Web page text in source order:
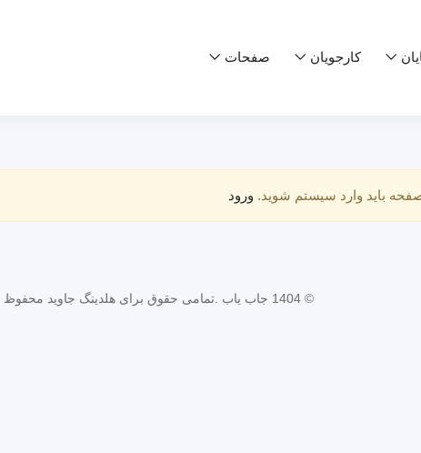
کارجویان صفحات
باید وارد سیستم شوید. ورود
© 1404 جاب یاب .تمامی حقوق برای هلدینگ جاوید محفوظ است.